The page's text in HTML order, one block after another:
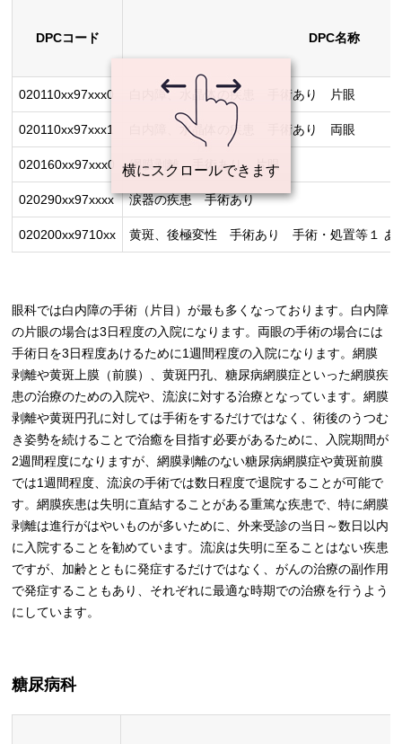
DPCコード DPC名称
020110xx97xxx0 白内障、水晶体の疾患 手術あり 片眼
020110xx97xxx1 白内障、水晶体の疾患 手術あり 両眼
020160xx97xxx0 網膜剥離 手術あり 片眼
020290xx97xxxx 涙器の疾患 手術あり
020200xx9710xx 黄斑、後極変性 手術あり 手術・処置等１
眼科では白内障の手術（片目）が最も多くなっております。白内障
の片眼の場合は3日程度の入院になります。両眼の手術の場合には
手術日を3日程度あけるために1週間程度の入院になります。網膜
剥離や黄斑上膜（前膜）、黄斑円孔、糖尿病網膜症といった網膜疾
患の治療のための入院や、流涙に対する治療となっています。網膜
剥離や黄斑円孔に対しては手術をするだけではなく、術後のうつむ
き姿勢を続けることで治癒を目指す必要があるために、入院期間が
2週間程度になりますが、網膜剥離のない糖尿病網膜症や黄斑前膜
では1週間程度、流涙の手術では数日程度で退院することが可能で
す。網膜疾患は失明に直結することがある重篤な疾患で、特に網膜
剥離は進行がはやいものが多いために、外来受診の当日～数日以内
に入院することを勧めています。流涙は失明に至ることはない疾患
ですが、加齢とともに発症するだけではなく、がんの治療の副作用
で発症することもあり、それぞれに最適な時期での治療を行うよう
にしています。
糖尿病科